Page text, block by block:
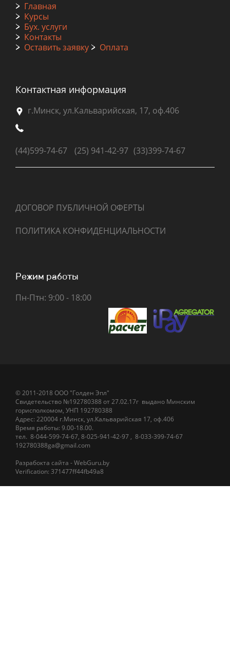
> Главная
> Курсы
> Бух. услуги
> Контакты
> Оставить заявку > Оплата
Контактная информация
г.Минск, ул.Кальварийская, 17, оф.406
(44)599-74-67 (25) 941-42-97 (33)399-74-67
ДОГОВОР ПУБЛИЧНОЙ ОФЕРТЫ
ПОЛИТИКА КОНФИДЕНЦИАЛЬНОСТИ
Режим работы
Пн-Птн: 9:00 - 18:00
© 2011-2018 ООО "Голден Эпл"
Свидетельство №192780388 от 27.02.17г выдано Минским
горисполкомом, УНП 192780388
Адрес: 220004 г.Минск, ул.Кальварийская 17, оф.406
Время работы: 9.00-18.00.
тел. 8-044-599-74-67, 8-025-941-42-97 , 8-033-399-74-67
192780388ga@gmail.com
Разрабокта сайта - WebGuru.by
Verification: 371477ff44fb49a8